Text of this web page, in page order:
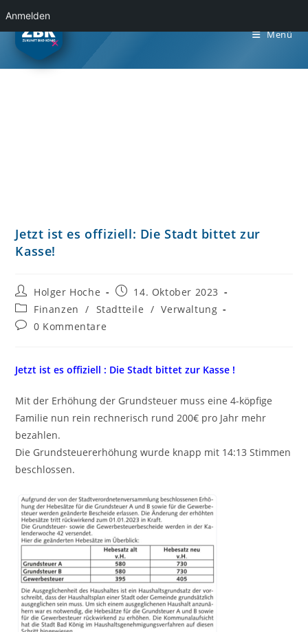
Anmelden
Inhalt
springen
Menü
Jetzt ist es offiziell: Die Stadt bittet zur
Kasse!
Beitrags-
Autor:
Holger Hoche
Beitrag
veröffentlicht:
14. Oktober 2023
Beitrags-
Kategorie:
Finanzen / Stadtteile / Verwaltung
Beitrags-
0 Kommentare
Jetzt ist es offiziell : Die Stadt bittet zur Kasse !
Mit der Erhöhung der Grundsteuer muss eine 4-köpfige
Familie nun rein rechnerisch rund 200€ pro Jahr mehr
bezahlen.
Die Grundsteuererhöhung wurde knapp mit 14:13 Stimmen
beschlossen.